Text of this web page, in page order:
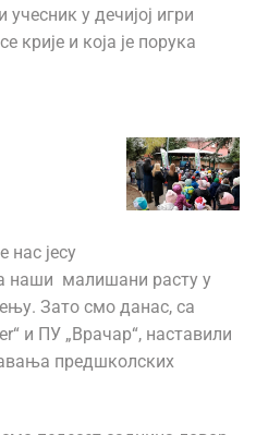
у дечијој игри
крије и која је порука
нас јесу
наши малишани расту у
Зато смо данас, са
и ПУ „Врачар“, наставили
предшколских